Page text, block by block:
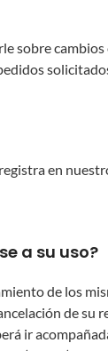
en
a su uso?
de los
de su
ir